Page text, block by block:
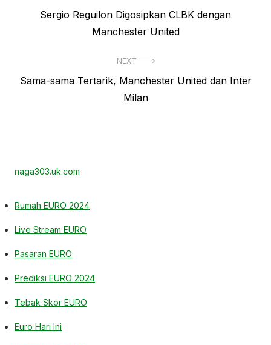
Previous
Sergio Reguilon Digosipkan CLBK dengan
Manchester United
NEXT
Next
Sama-sama Tertarik, Manchester United dan Inter
Milan
naga303.uk.com
Rumah EURO 2024
Live Stream EURO
Pasaran EURO
Prediksi EURO 2024
Tebak Skor EURO
Euro Hari Ini